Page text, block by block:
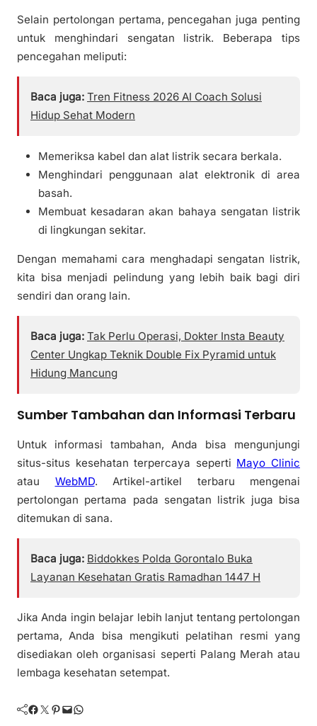
Selain pertolongan pertama, pencegahan juga penting
untuk menghindari sengatan listrik. Beberapa tips
pencegahan meliputi:
Baca juga: Tren Fitness 2026 AI Coach Solusi
Hidup Sehat Modern
Memeriksa kabel dan alat listrik secara berkala.
Menghindari penggunaan alat elektronik di area
basah.
Membuat kesadaran akan bahaya sengatan listrik
di lingkungan sekitar.
Dengan memahami cara menghadapi sengatan listrik,
kita bisa menjadi pelindung yang lebih baik bagi diri
sendiri dan orang lain.
Baca juga: Tak Perlu Operasi, Dokter Insta Beauty
Center Ungkap Teknik Double Fix Pyramid untuk
Hidung Mancung
Sumber Tambahan dan Informasi Terbaru
Untuk informasi tambahan, Anda bisa mengunjungi
situs-situs kesehatan terpercaya seperti Mayo Clinic
atau WebMD. Artikel-artikel terbaru mengenai
pertolongan pertama pada sengatan listrik juga bisa
ditemukan di sana.
Baca juga: Biddokkes Polda Gorontalo Buka
Layanan Kesehatan Gratis Ramadhan 1447 H
Jika Anda ingin belajar lebih lanjut tentang pertolongan
pertama, Anda bisa mengikuti pelatihan resmi yang
disediakan oleh organisasi seperti Palang Merah atau
lembaga kesehatan setempat.
Facebook Twitter Pinterest Mail WhatsApp